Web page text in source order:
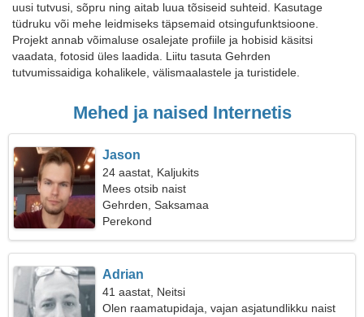
uusi tutvusi, sõpru ning aitab luua tõsiseid suhteid. Kasutage
tüdruku või mehe leidmiseks täpsemaid otsingufunktsioone.
Projekt annab võimaluse osalejate profiile ja hobisid käsitsi
vaadata, fotosid üles laadida. Liitu tasuta Gehrden
tutvumissaidiga kohalikele, välismaalastele ja turistidele.
Mehed ja naised Internetis
Jason
24 aastat, Kaljukits
Mees otsib naist
Gehrden, Saksamaa
Perekond
Adrian
41 aastat, Neitsi
Olen raamatupidaja, vajan asjatundlikku naist